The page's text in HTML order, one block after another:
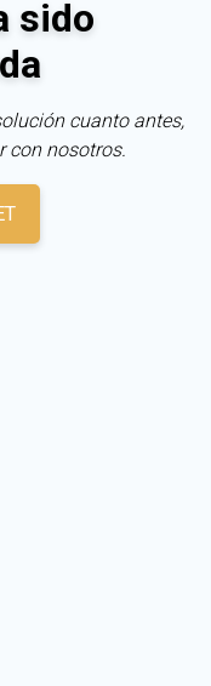
sido
cuanto antes,
con nosotros.